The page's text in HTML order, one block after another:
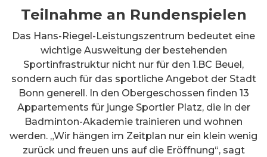
Teilnahme an Rundenspielen
Das Hans-Riegel-Leistungszentrum bedeutet eine
wichtige Ausweitung der bestehenden
Sportinfrastruktur nicht nur für den 1.BC Beuel,
sondern auch für das sportliche Angebot der Stadt
Bonn generell. In den Obergeschossen finden 13
Appartements für junge Sportler Platz, die in der
Badminton-Akademie trainieren und wohnen
werden. „Wir hängen im Zeitplan nur ein klein wenig
zurück und freuen uns auf die Eröffnung“, sagt